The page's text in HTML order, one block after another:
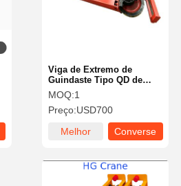
Viga de Extremo de
Guindaste Tipo QD de
Capacidade 10T para
Guindaste Ponte de Viga
Única
MOQ:1
Preço:USD700
Melhor
Converse